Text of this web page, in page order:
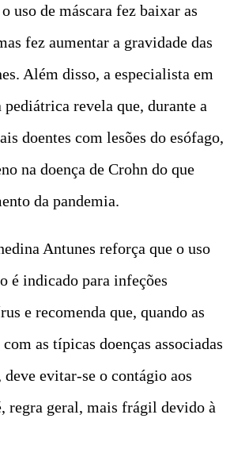
uso de máscara fez baixar as
fez aumentar a gravidade das
Além disso, a especialista em
revela que, durante a
doentes com lesões do esófago,
na doença de Crohn do que
da pandemia.
Antunes reforça que o uso
é indicado para infeções
e recomenda que, quando as
as típicas doenças associadas
deve evitar-se o contágio aos
regra geral, mais frágil devido à